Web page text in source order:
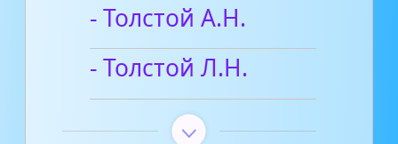
- Толстой А.Н.
- Толстой Л.Н.